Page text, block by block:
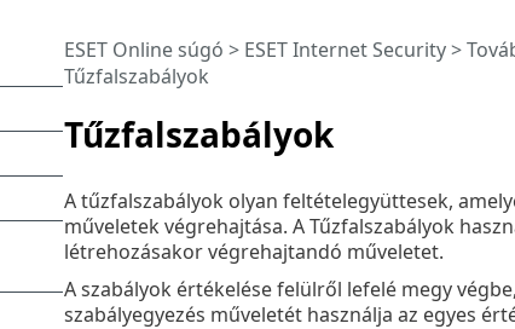
Tűzfalszabályok
ESET Online súgó > ESET Internet Security>
Tűzfalszabályok
A tűzfalszabályok olyan feltételegyüttesek,
műveletek végrehajtása. A Tűzfalszabályok
létrehozásakor végrehajtandó műveletet.
A szabályok értékelése felülről lefelé megy
szabályegyezés műveletét használja az egyes